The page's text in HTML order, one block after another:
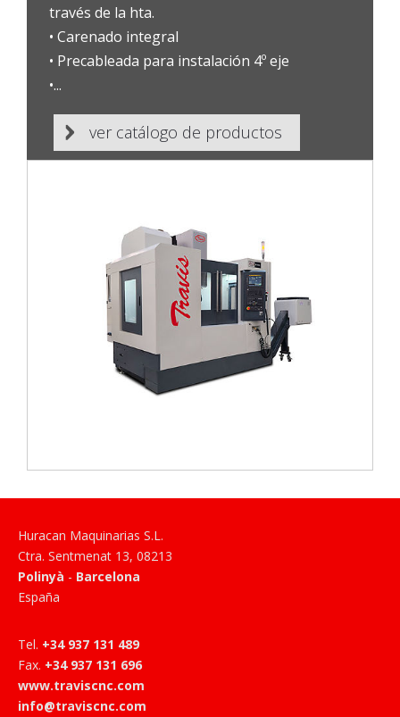
ver catálogo de productos
través de la hta.
• Carenado integral
• Precableada para instalación 4º eje
•...
Huracan Maquinarias S.L.
Ctra. Sentmenat 13, 08213
Polinyà - Barcelona
España
Tel. +34 937 131 489
Fax. +34 937 131 696
www.traviscnc.com
info@traviscnc.com